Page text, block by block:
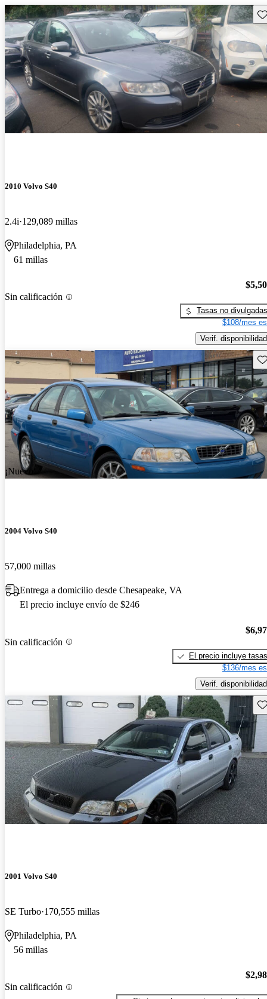
2010 Volvo S40
2.4i 129,089 millas
Philadelphia, PA
61 millas
Sin calificación
Tasas no divulgadas
$108/mes
Verif. disponibilidad
¡Nuevo!
2004 Volvo S40
57,000 millas
Entrega a domicilio desde Chesapeake, VA
El precio incluye envío de $246
Sin calificación
El precio incluye tasas
$136/mes
Verif. disponibilidad
2001 Volvo S40
SE Turbo 170,555 millas
Philadelphia, PA
56 millas
Sin calificación